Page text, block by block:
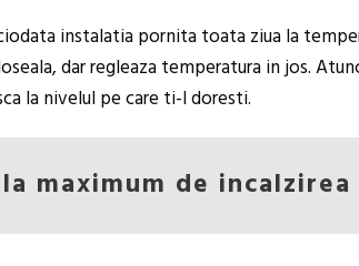
instalatia pornita toata ziua la
dar regleaza temperatura in jos.
la nivelul pe care ti-l doresti.
maximum de